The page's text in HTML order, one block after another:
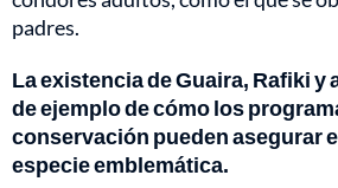
padres.
La existencia de Guaira, Rafiki y
de ejemplo de cómo los
conservación pueden asegurar
especie emblemática.